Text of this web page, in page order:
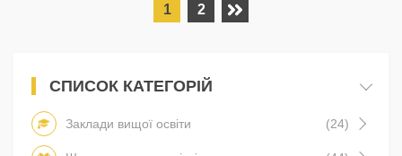
1 2
СПИСОК КАТЕГОРІЙ
Заклади вищої освіти (24)